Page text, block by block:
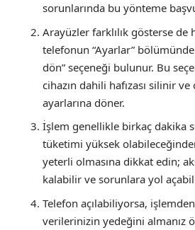
sorunlarında bu yönteme
Arayüzler farklılık gösterse de
telefonun “Ayarlar”
dön” seçeneği bulunur. Bu
cihazın dahili hafızası silinir
ayarlarına döner.
İşlem genellikle birkaç dakika
tüketimi yüksek
yeterli olmasına dikkat edin;
kalabilir ve sorunlara yol
Telefon açılabiliyorsa,
verilerinizin yedeğini almanız